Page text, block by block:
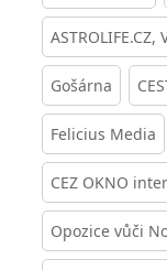
ASTROLIFE.CZ,
Gošárna
Felicius Media
CEZ OKNO
Opozice vůči